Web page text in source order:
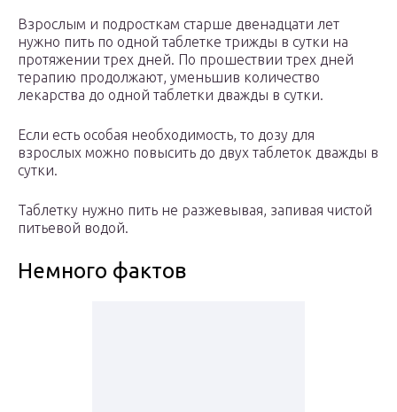
Взрослым и подросткам старше двенадцати лет
нужно пить по одной таблетке трижды в сутки на
протяжении трех дней. По прошествии трех дней
терапию продолжают, уменьшив количество
лекарства до одной таблетки дважды в сутки.
Если есть особая необходимость, то дозу для
взрослых можно повысить до двух таблеток дважды в
сутки.
Таблетку нужно пить не разжевывая, запивая чистой
питьевой водой.
Немного фактов